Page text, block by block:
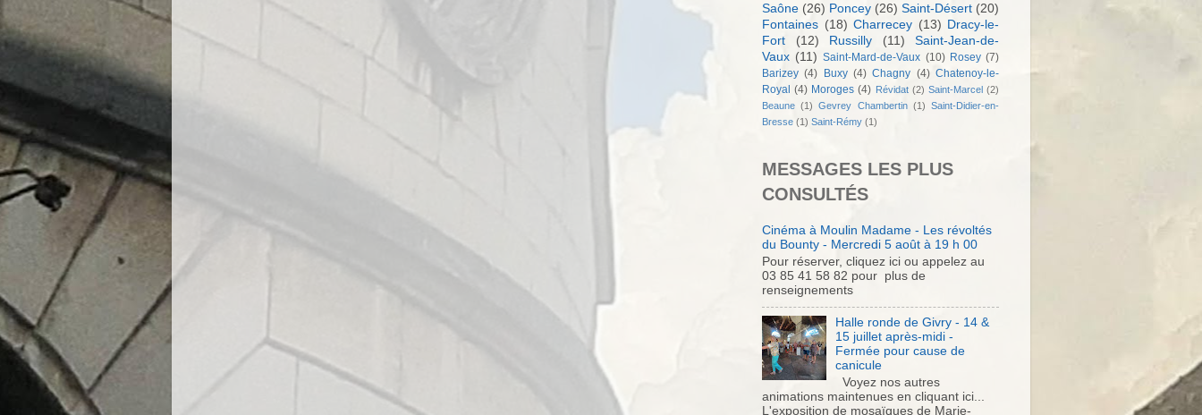
Saône (26) Poncey (26) Saint-Désert (20)
Fontaines (18) Charrecey (13) Dracy-le-
Fort
(12) Russilly (11)
Saint-Jean-de-
Vaux (11) Saint-Mard-de-Vaux (10) Rosey (7)
Barizey (4) Buxy (4) Chagny (4) Chatenoy-le-
Royal (4) Moroges (4) Révidat (2) Saint-Marcel (2)
Beaune (1) Gevrey Chambertin (1) Saint-Didier-en-
Bresse (1) Saint-Rémy (1)
MESSAGES LES PLUS
CONSULTÉS
Cinéma à Moulin Madame - Les révoltés
du Bounty - Mercredi 5 août à 19 h 00
Pour réserver, cliquez ici ou appelez au
03 85 41 58 82 pour plus de
renseignements
Halle ronde de Givry - 14 &
15 juillet après-midi -
Fermée pour cause de
canicule
Voyez nos autres
animations maintenues en cliquant ici...
L'exposition de mosaïques de Marie-